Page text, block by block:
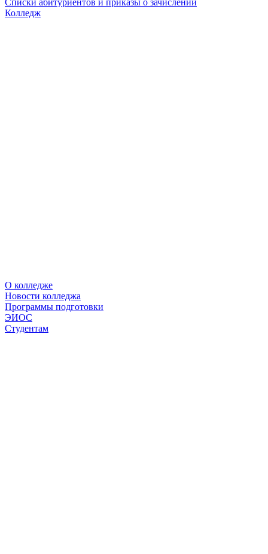
Списки абитуриентов и приказы о зачислении
Колледж
О колледже
Новости колледжа
Программы подготовки
ЭИОС
Студентам